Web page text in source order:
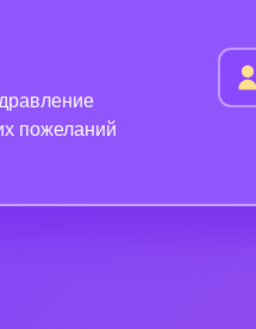
пожеланий